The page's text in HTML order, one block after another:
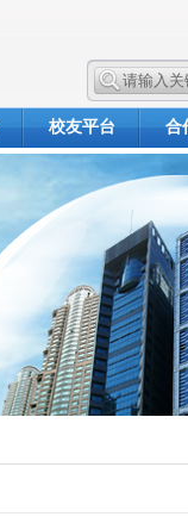
校友平台 合